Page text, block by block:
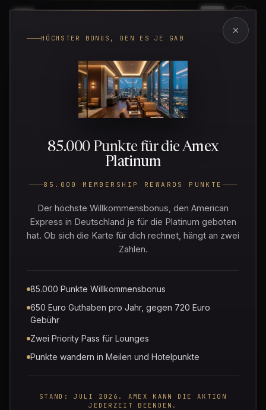
Menü
PAYBACK
Journal
Tiefgehende Guides, Recherchen und redaktionelle
Prämien und die Kunst, klug zu reisen.
PAYBACK,AKTUELLE ANGEBOTE
Payback Punkte bei IHG Hotels sammeln: Der
Seit April 2026 ist IHG One Rewards PAYBACK-Partner.
HÖCHSTER BONUS, DEN ES JE GAB
85.000 Punkte für die Amex
Platinum
85.000 MEMBERSHIP REWARDS PUNKTE
Der höchste Willkommensbonus, den American
Express in Deutschland je für die Platinum geboten
hat. Ob sich die Karte für dich rechnet, hängt an zwei
Zahlen.
85.000 Punkte Willkommensbonus
650 Euro Guthaben pro Jahr, gegen 720 Euro
Gebühr
Zwei Priority Pass für Lounges
Punkte wandern in Meilen und Hotelpunkte
STAND: JULI 2026. AMEX KANN DIE AKTION
JEDERZEIT BEENDEN.